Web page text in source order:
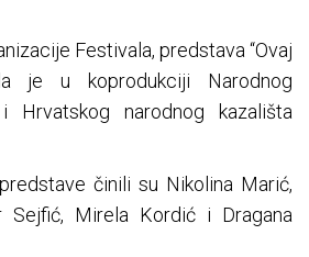
Festivala, predstava “Ovaj
je u koprodukciji Narodnog
Hrvatskog narodnog kazališta
činili su Nikolina Marić,
Sejfić, Mirela Kordić i Dragana